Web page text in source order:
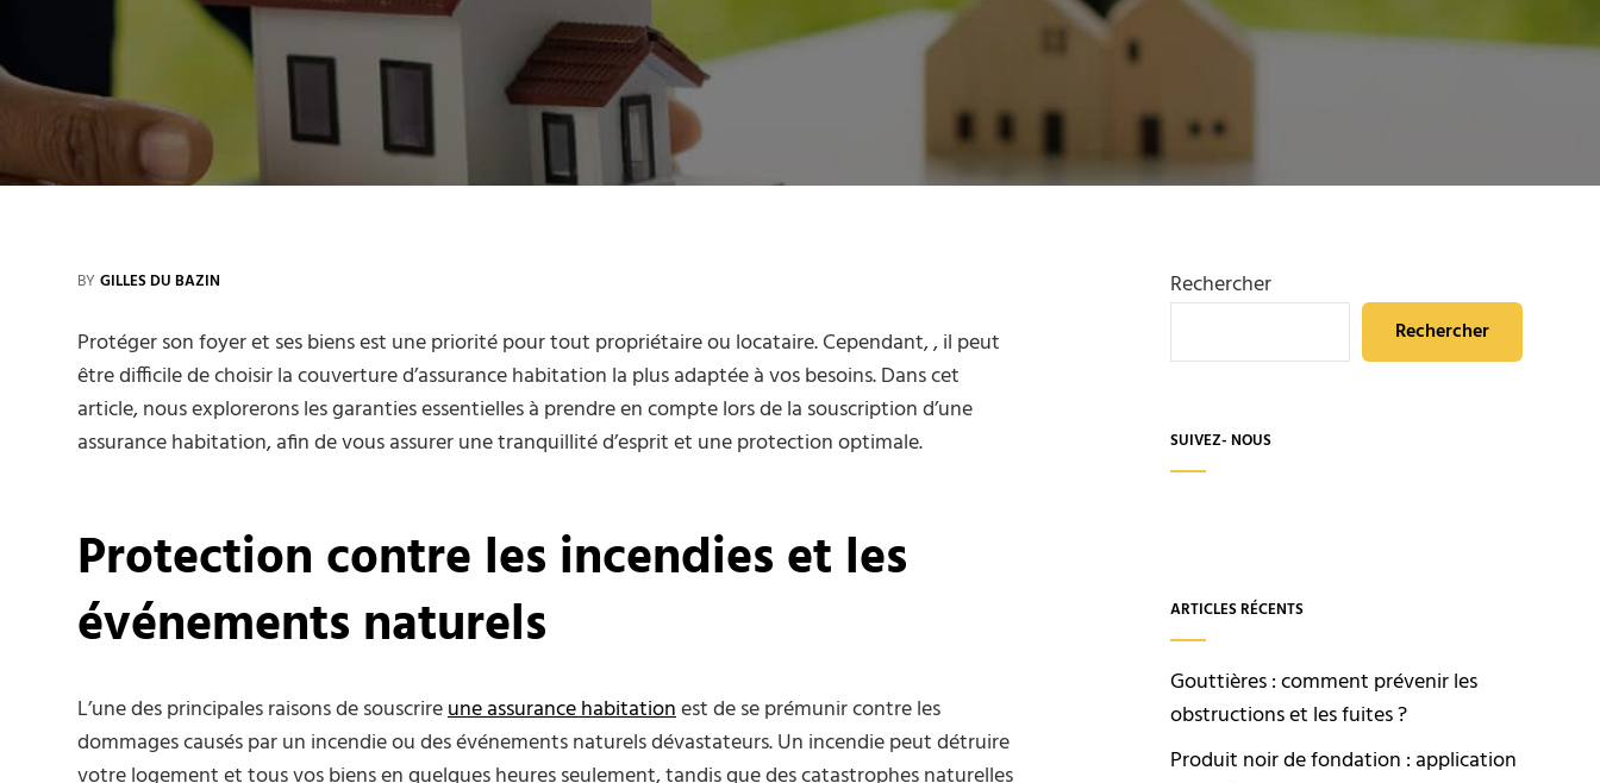
BY GILLES DU BAZIN
Protéger son foyer et ses biens est une priorité pour tout propriétaire ou locataire. Cependant, , il peut
être difficile de choisir la couverture d’assurance habitation la plus adaptée à vos besoins. Dans cet
article, nous explorerons les garanties essentielles à prendre en compte lors de la souscription d’une
assurance habitation, afin de vous assurer une tranquillité d’esprit et une protection optimale.
Protection contre les incendies et les
événements naturels
L’une des principales raisons de souscrireune assurance habitationest de se prémunir contre les
dommages causés par un incendie ou des événements naturels dévastateurs. Un incendie peut détruire
votre logement et tous vos biens en quelques heures seulement, tandis que des catastrophes naturelles
Rechercher
Rechercher
SUIVEZ- NOUS
ARTICLES RÉCENTS
Gouttières : comment prévenir les
obstructions et les fuites ?
Produit noir de fondation : application